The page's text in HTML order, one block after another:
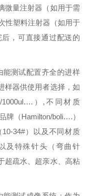
微量注射器（如用于需
性塑料注射器（如用于
，可直接通过配送的
配置齐全的进样
样器供使用者选择，如
1000ul….）,不同材质
牌（Hamilton/boli….）
34#）以及不同材质
及特殊针头（弯曲针
超疏水、超亲水、高粘